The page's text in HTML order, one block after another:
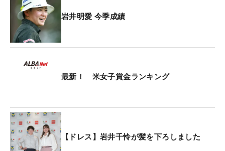
ル、そして日本を渡る連戦になるが、千怜は「体調
も良く元気です」と万全の状態をアピールした。
「私は3連覇がかかっていますし、自分にしか味わ
えない光栄なこと。あまり考えすぎず、応援してく
れている皆様のためにも上位争いを目指して頑張っ
い。自分のショットで、一打でも多く皆様が驚いて
くれたり、楽しんでもらえればと思っています。大
会を盛り上げられるように頑張ります」と決意を誓
岩井明愛 今季成績
最新！ 米女子賞金ランキング
【ドレス】岩井千怜が髪を下ろしました